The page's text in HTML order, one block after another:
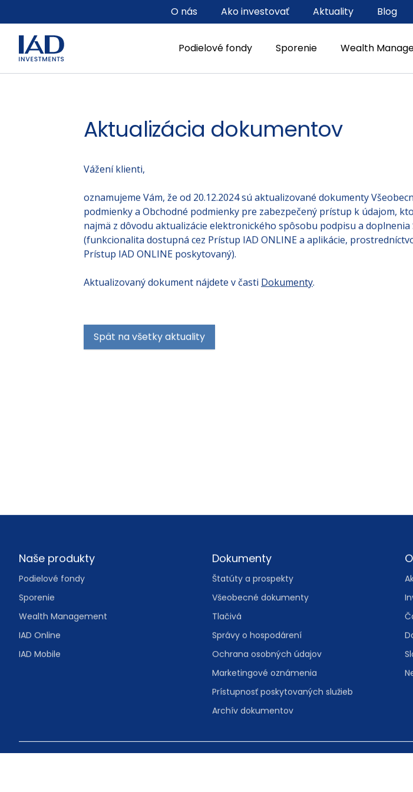
Podielové fondy Sporenie Wealth
O nás Ako investovať Aktuality Blog
Aktualizácia dokumentov
Vážení klienti,
oznamujeme Vám, že od 20.12.2024 sú aktualizované dokumenty
podmienky a Obchodné podmienky pre zabezpečený prístup k údajom,
najmä z dôvodu aktualizácie elektronického spôsobu podpisu a doplnenia
(funkcionalita dostupná cez Prístup IAD ONLINE a aplikácie,
Prístup IAD ONLINE poskytovaný).
Aktualizovaný dokument nájdete v časti Dokumenty.
Spät na všetky aktuality
Footer
Naše produkty
Podielové fondy
Sporenie
Wealth Management
IAD Online
IAD Mobile
Dokumenty
Štatúty a prospekty
Všeobecné dokumenty
Tlačivá
Správy o hospodárení
Ochrana osobných údajov
Marketingové oznámenia
Prístupnosť poskytovaných služieb
Archív dokumentov